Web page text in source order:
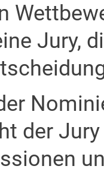
Jury,
der